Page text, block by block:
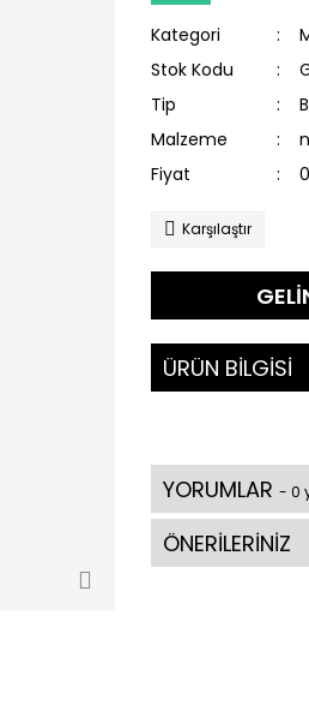
Kategori
Stok Kodu
Tip
Malzeme
Fiyat
Karşılaştır
ÜRÜN BİLGİSİ
YORUMLAR - 0
ÖNERİLERİNİZ